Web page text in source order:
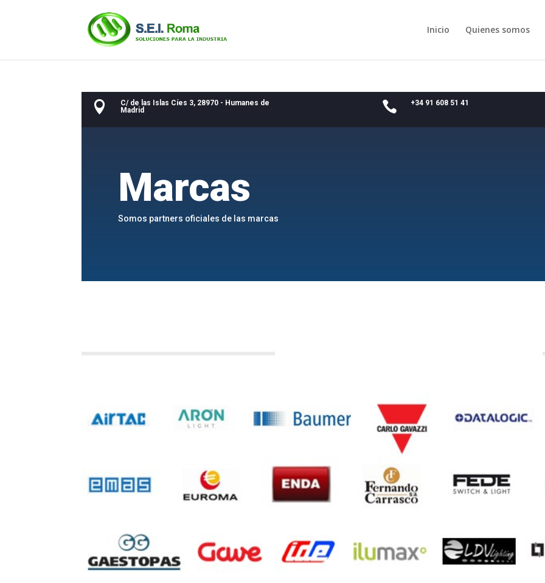
Inicio Quienes somos

C/ de las Islas Cíes 3, 28970 - Humanes de
Madrid
 +34 91 608 51 41
Marcas
Somos partners oficiales de las marcas